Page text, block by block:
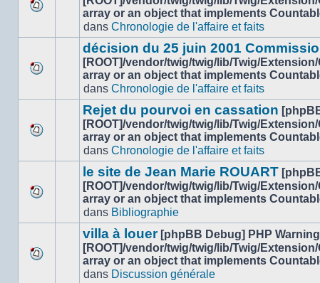
nouveau
message
joint(s)
array or an object that implements
dans Chronologie de l'affaire et faits
nouveau
message
décision du 25 juin 2001
[ROOT]/vendor/twig/twig/lib/Twig/
array or an object that implements
dans Chronologie de l'affaire et faits
nouveau
message
Rejet du pourvoi en cassation
[ROOT]/vendor/twig/twig/lib/Twig/
array or an object that implements
dans Chronologie de l'affaire et faits
nouveau
message
le site de Jean Marie ROUART
[ROOT]/vendor/twig/twig/lib/Twig/
array or an object that implements
dans Bibliographie
nouveau
villa à louer [phpBB Debug] PHP Warning
[ROOT]/vendor/twig/twig/lib/Twig/
array or an object that implements
dans Discussion générale